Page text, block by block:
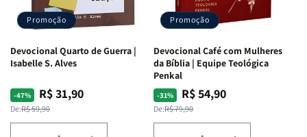
Promoção
Devocional Quarto de Guerra |
Isabelle S. Alves
-47%
Preço
normal
De:R$ 59,90
Preço
promocional
R$ 31,90
Promoção
Devocional Café com Mulheres
da Bíblia | Equipe Teológica
Penkal
-31%
Preço
normal
De:R$ 79,90
Preço
promocional
R$ 54,90